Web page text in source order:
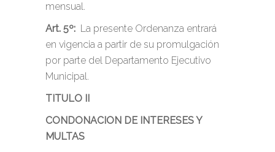
mensual.
Art. 5º: La presente Ordenanza entrará
en vigencia a partir de su promulgación
por parte del Departamento Ejecutivo
Municipal.
TITULO II
CONDONACION DE INTERESES Y
MULTAS